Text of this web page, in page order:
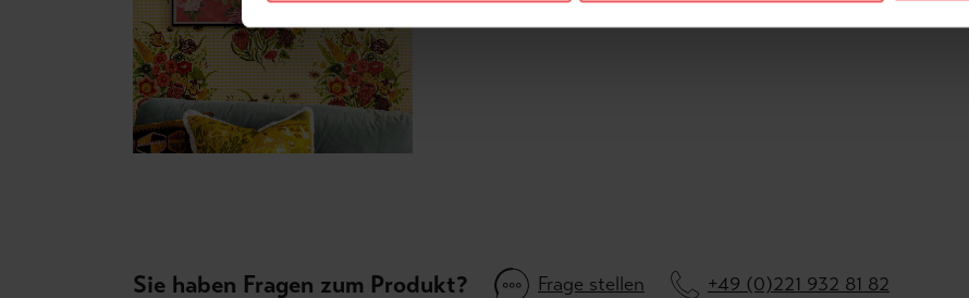
Sie haben Fragen zum Produkt? Frage stellen +49 (0)221 932 81 82